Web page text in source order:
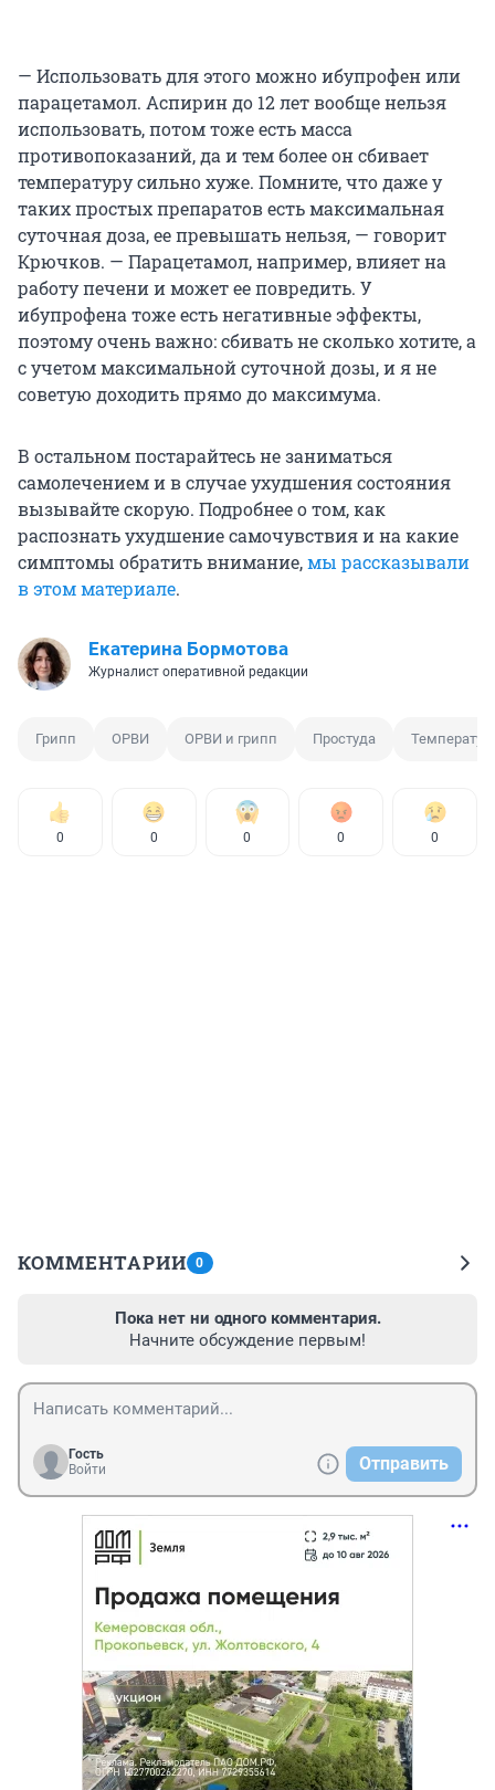
— Использовать для этого можно ибупрофен или
парацетамол. Аспирин до 12 лет вообще нельзя
использовать, потом тоже есть масса
противопоказаний, да и тем более он сбивает
температуру сильно хуже. Помните, что даже у
таких простых препаратов есть максимальная
суточная доза, ее превышать нельзя, — говорит
Крючков. — Парацетамол, например, влияет на
работу печени и может ее повредить. У
ибупрофена тоже есть негативные эффекты,
поэтому очень важно: сбивать не сколько хотите, а
с учетом максимальной суточной дозы, и я не
советую доходить прямо до максимума.
В остальном постарайтесь не заниматься
самолечением и в случае ухудшения состояния
вызывайте скорую. Подробнее о том, как
распознать ухудшение самочувствия и на какие
симптомы обратить внимание,мы рассказывали
в этом материале.
Екатерина Бормотова
Журналист оперативной редакции
Грипп ОРВИ ОРВИ и грипп Простуда
0 0 0 0 0
КОММЕНТАРИИ 0
Пока нет ни одного комментария.
Начните обсуждение первым!
Гость
Войти
Отправить